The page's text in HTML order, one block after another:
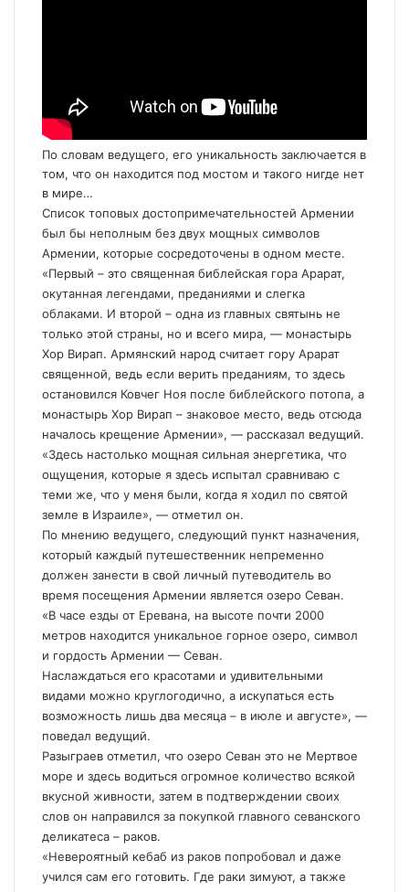
По словам ведущего, его уникальность заключается в
том, что он находится под мостом и такого нигде нет
в мире…
Список топовых достопримечательностей Армении
был бы неполным без двух мощных символов
Армении, которые сосредоточены в одном месте.
«Первый – это священная библейская гора Арарат,
окутанная легендами, преданиями и слегка
облаками. И второй – одна из главных святынь не
только этой страны, но и всего мира, — монастырь
Хор Вирап. Армянский народ считает гору Арарат
священной, ведь если верить преданиям, то здесь
остановился Ковчег Ноя после библейского потопа, а
монастырь Хор Вирап – знаковое место, ведь отсюда
началось крещение Армении», — рассказал ведущий.
«Здесь настолько мощная сильная энергетика, что
ощущения, которые я здесь испытал сравниваю с
теми же, что у меня были, когда я ходил по святой
земле в Израиле», — отметил он.
По мнению ведущего, следующий пункт назначения,
который каждый путешественник непременно
должен занести в свой личный путеводитель во
время посещения Армении является озеро Севан.
«В часе езды от Еревана, на высоте почти 2000
метров находится уникальное горное озеро, символ
и гордость Армении — Севан.
Наслаждаться его красотами и удивительными
видами можно круглогодично, а искупаться есть
возможность лишь два месяца – в июле и августе», —
поведал ведущий.
Разыграев отметил, что озеро Севан это не Мертвое
море и здесь водиться огромное количество всякой
вкусной живности, затем в подтверждении своих
слов он направился за покупкой главного севанского
деликатеса – раков.
«Невероятный кебаб из раков попробовал и даже
учился сам его готовить. Где раки зимуют, а также